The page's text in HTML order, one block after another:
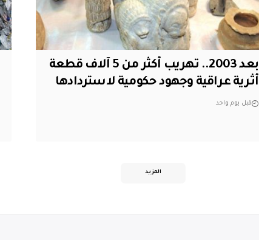
بعد 2003.. تهريب أكثر من 5 آلاف قطعة
أثرية عراقية وجهود حكومية لاستردادها
قبل يوم واحد
المزيد